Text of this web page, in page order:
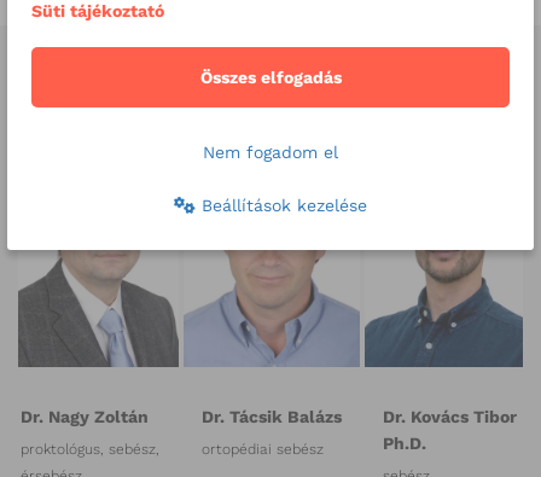
Dr. Nagy Zoltán
proktológus, sebész,
Dr. Tácsik Balázs
ortopédiai sebész
Dr. Kovács Tibor
Ph.D.
Süti tájékoztató
Összes elfogadás
Nem fogadom el
Beállítások kezelése